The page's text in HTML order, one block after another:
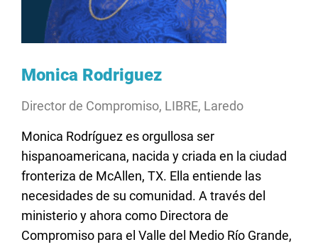
Monica Rodriguez
Director de Compromiso, LIBRE, Laredo
Monica Rodríguez es orgullosa ser
hispanoamericana, nacida y criada en la ciudad
fronteriza de McAllen, TX. Ella entiende las
necesidades de su comunidad. A través del
ministerio y ahora como Directora de
Compromiso para el Valle del Medio Río Grande,